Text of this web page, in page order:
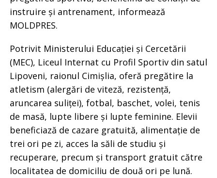
instruire și antrenament, informează
MOLDPRES.
Potrivit Ministerului Educației și Cercetării
(MEC), Liceul Internat cu Profil Sportiv din satul
Lipoveni, raionul Cimișlia, oferă pregătire la
atletism (alergări de viteză, rezistență,
aruncarea suliței), fotbal, baschet, volei, tenis
de masă, lupte libere și lupte feminine. Elevii
beneficiază de cazare gratuită, alimentație de
trei ori pe zi, acces la săli de studiu și
recuperare, precum și transport gratuit către
localitatea de domiciliu de două ori pe lună.